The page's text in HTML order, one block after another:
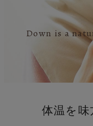
Down is a
体温を